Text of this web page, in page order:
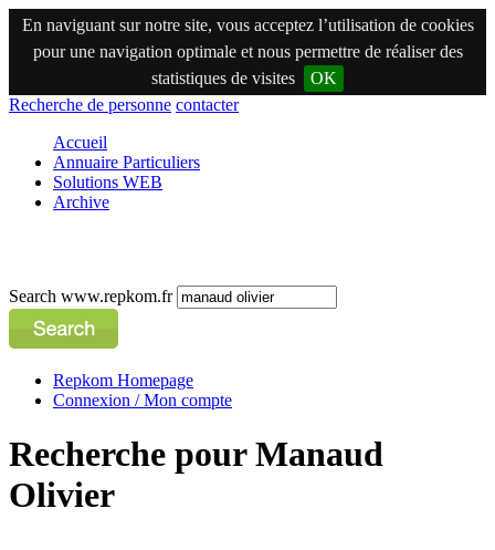
En naviguant sur notre site, vous acceptez l’utilisation de cookies
pour une navigation optimale et nous permettre de réaliser des
statistiques de visites
OK
Recherche de personne contacter
Accueil
Annuaire Particuliers
Solutions WEB
Archive
Search www.repkom.fr
Repkom Homepage
Connexion / Mon compte
Recherche pour Manaud
Olivier